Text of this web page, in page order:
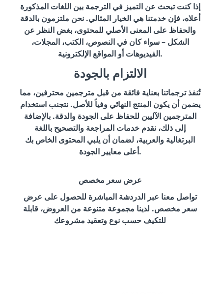
إذا كنت تبحث عن التميز في الترجمة بين اللغات المذكورة
أعلاه، فإن خدمتنا هي الخيار المثالي. نحن ملتزمون بالدقة
والحفاظ على المعنى الأصلي للمحتوى، بغض النظر عن
الشكل – سواء كان في النصوص، الكتب، المجلات،
الفيديوهات أو المواقع الإلكترونية.
الالتزام بالجودة
تُنفذ ترجماتنا بعناية فائقة من قبل مترجمين محترفين، مما
يضمن أن يكون المنتج النهائي وفياً للأصل. نتجنب استخدام
المترجمين الآليين للحفاظ على الجودة والدقة. بالإضافة
إلى ذلك، نقدم خدمات المراجعة والتصحيح باللغة
البرتغالية والعربية، لضمان أن يلبي المحتوى الخاص بك
أعلى معايير الجودة.
عرض سعر مخصص
تواصل معنا عبر الدردشة المباشرة للحصول على عرض
سعر مخصص. لدينا مجموعة متنوعة من العروض، قابلة
للتكيف حسب نوع وتعقيد مشروعك